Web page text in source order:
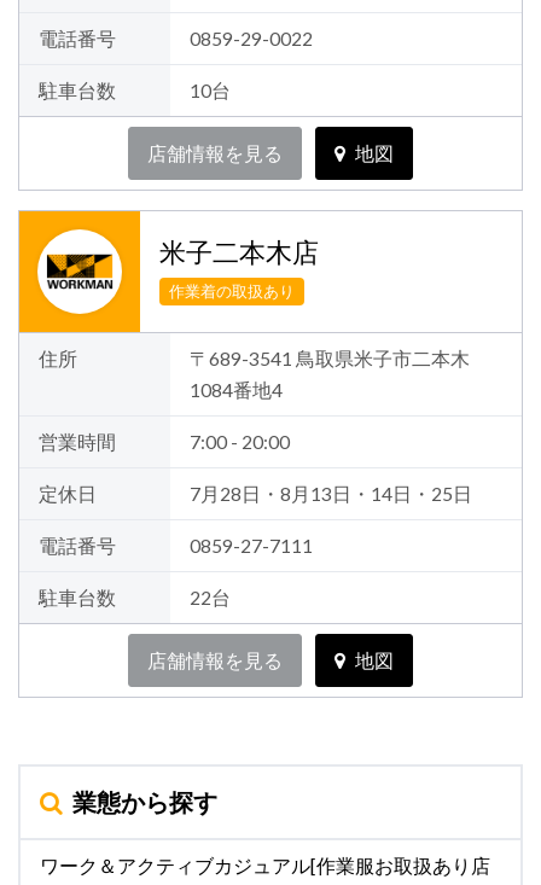
電話番号 0859-29-0022
駐車台数 10台
店舗情報を見る 地図
米子二本木店
作業着の取扱あり
住所
〒689-3541 鳥取県米子市二本木
1084番地4
営業時間 7:00 - 20:00
定休日 7月28日・8月13日・14日・25日
電話番号 0859-27-7111
駐車台数 22台
店舗情報を見る 地図
業態から探す
ワーク＆アクティブカジュアル[作業服お取扱あり店